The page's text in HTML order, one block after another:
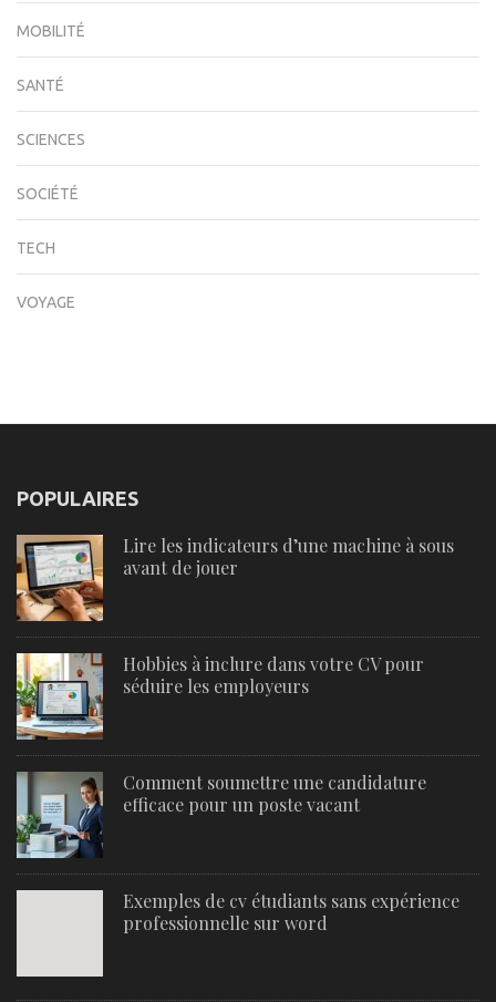
MOBILITÉ
SANTÉ
SCIENCES
SOCIÉTÉ
TECH
VOYAGE
POPULAIRES
Lire les indicateurs d’une machine à sous
avant de jouer
Hobbies à inclure dans votre CV pour
séduire les employeurs
Comment soumettre une candidature
efficace pour un poste vacant
Exemples de cv étudiants sans expérience
professionnelle sur word